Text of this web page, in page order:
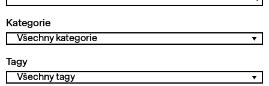
Kategorie
Tagy